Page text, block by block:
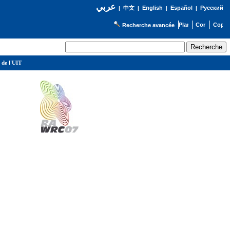
عربي| 中文| English | Español | Русский
Recherche avancée
de l'UIT